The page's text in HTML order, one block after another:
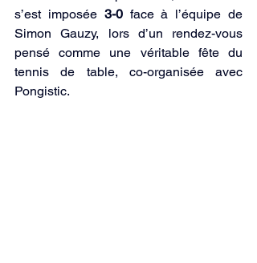
s’est imposée 3-0 face à l’équipe de
Simon Gauzy, lors d’un rendez-vous
pensé comme une véritable fête du
tennis de table, co-organisée avec
Pongistic.